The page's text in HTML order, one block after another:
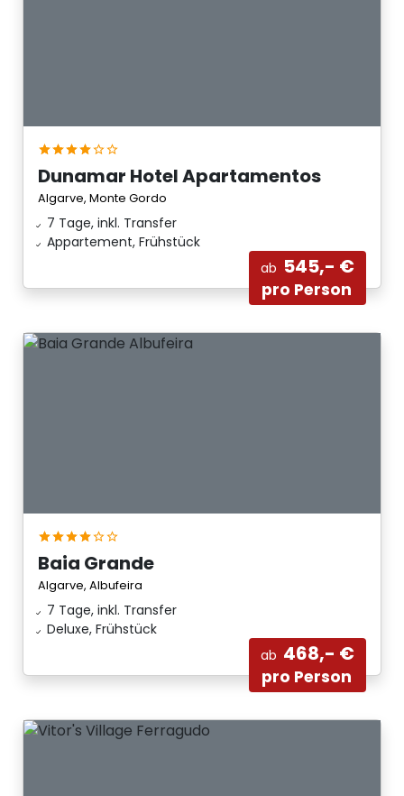
Dunamar Hotel Apartamentos
Algarve, Monte Gordo
7 Tage, inkl. Transfer
Appartement, Frühstück
ab 545,- €
pro Person
Baia Grande
Algarve, Albufeira
7 Tage, inkl. Transfer
Deluxe, Frühstück
ab 468,- €
pro Person